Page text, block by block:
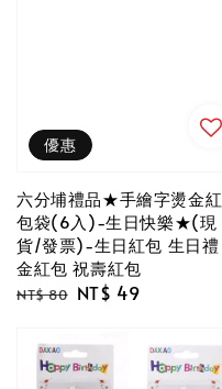
優惠
六分埔禮品★手繪字燙金紅
包袋(6入)-生日快樂★(現
貨/發票)-生日紅包 生日禮
金紅包 祝壽紅包
Regular
NT$ 80 Sale
NT$ 49